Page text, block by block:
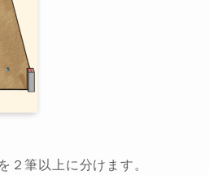
筆以上に分けます。